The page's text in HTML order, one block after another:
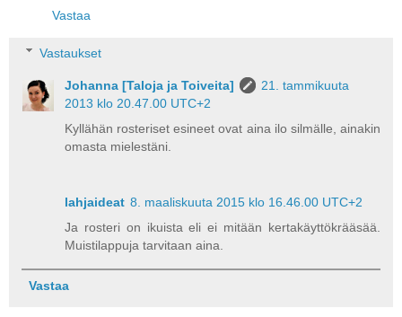
Vastaa
Vastaukset
Johanna [Taloja ja Toiveita]
21. tammikuuta
2013 klo 20.47.00 UTC+2
Kyllähän rosteriset esineet ovat aina ilo silmälle, ainakin
omasta mielestäni.
lahjaideat 8. maaliskuuta 2015 klo 16.46.00 UTC+2
Ja rosteri on ikuista eli ei mitään kertakäyttökrääsää.
Muistilappuja tarvitaan aina.
Vastaa